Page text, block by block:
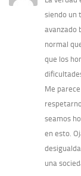
siendo un
avanzado
normal
que los
Me
seamos
en esto.
una